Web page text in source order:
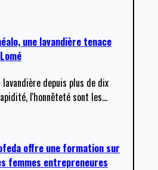
une lavandière tenace
depuis plus de dix
l'honnêteté sont les…
offre une formation sur
femmes entrepreneures